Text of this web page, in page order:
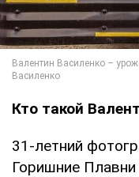
Кто такой
31-летний
Горишние